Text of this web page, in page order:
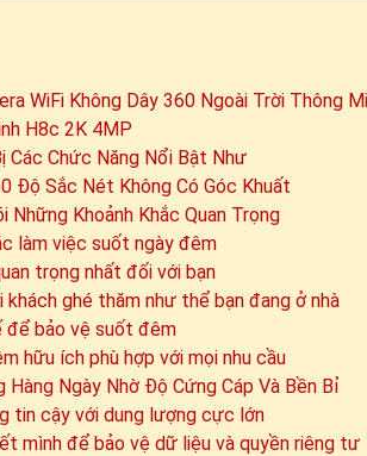
WiFi Không Dây 360 Ngoài Trời Thông
H8c 2K 4MP
Các Chức Năng Nổi Bật Như
Độ Sắc Nét Không Có Góc Khuất
Những Khoảnh Khắc Quan Trọng
làm việc suốt ngày đêm
trọng nhất đối với bạn
khách ghé thăm như thể bạn đang ở nhà
để bảo vệ suốt đêm
hữu ích phù hợp với mọi nhu cầu
Hàng Ngày Nhờ Độ Cứng Cáp Và Bền Bỉ
tin cậy với dung lượng cực lớn
mình để bảo vệ dữ liệu và quyền riêng tư